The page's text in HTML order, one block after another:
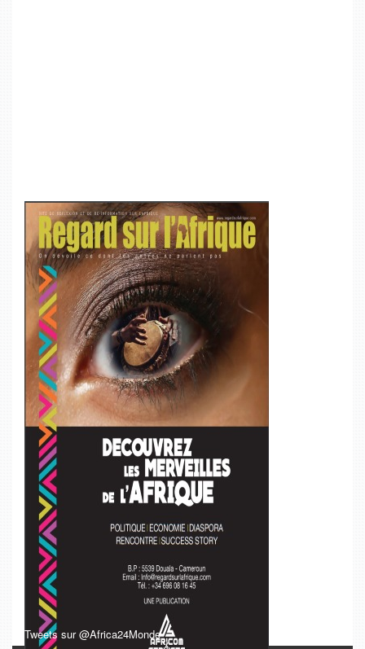
Tweets sur @Africa24Monde